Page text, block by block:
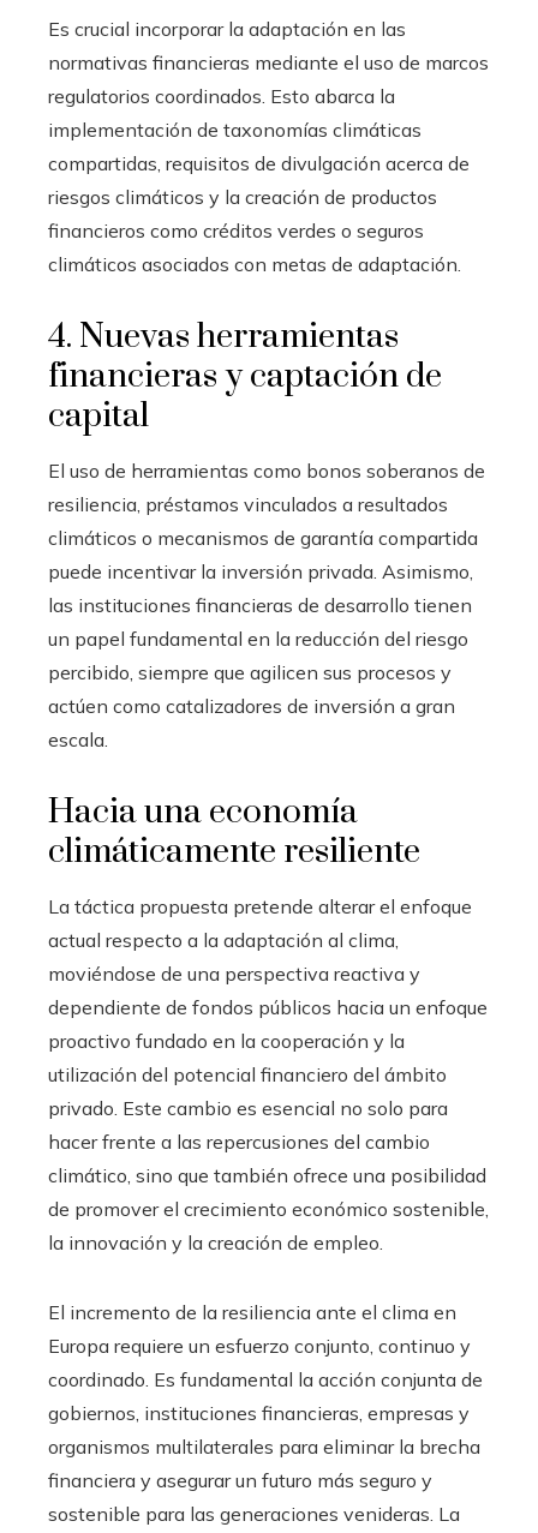
Es crucial incorporar la adaptación en las
normativas financieras mediante el uso de marcos
regulatorios coordinados. Esto abarca la
implementación de taxonomías climáticas
compartidas, requisitos de divulgación acerca de
riesgos climáticos y la creación de productos
financieros como créditos verdes o seguros
climáticos asociados con metas de adaptación.
4. Nuevas herramientas
financieras y captación de
capital
El uso de herramientas como bonos soberanos de
resiliencia, préstamos vinculados a resultados
climáticos o mecanismos de garantía compartida
puede incentivar la inversión privada. Asimismo,
las instituciones financieras de desarrollo tienen
un papel fundamental en la reducción del riesgo
percibido, siempre que agilicen sus procesos y
actúen como catalizadores de inversión a gran
escala.
Hacia una economía
climáticamente resiliente
La táctica propuesta pretende alterar el enfoque
actual respecto a la adaptación al clima,
moviéndose de una perspectiva reactiva y
dependiente de fondos públicos hacia un enfoque
proactivo fundado en la cooperación y la
utilización del potencial financiero del ámbito
privado. Este cambio es esencial no solo para
hacer frente a las repercusiones del cambio
climático, sino que también ofrece una posibilidad
de promover el crecimiento económico sostenible,
la innovación y la creación de empleo.
El incremento de la resiliencia ante el clima en
Europa requiere un esfuerzo conjunto, continuo y
coordinado. Es fundamental la acción conjunta de
gobiernos, instituciones financieras, empresas y
organismos multilaterales para eliminar la brecha
financiera y asegurar un futuro más seguro y
sostenible para las generaciones venideras. La